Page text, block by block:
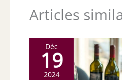
Articles
Déc
19
2024